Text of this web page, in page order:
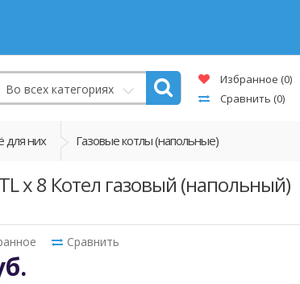
Во всех категориях
Избранное (0)
Сравнить (0)
для них Газовые котлы (напольные)
х 8 Котел газовый (напольный)
Сравнить